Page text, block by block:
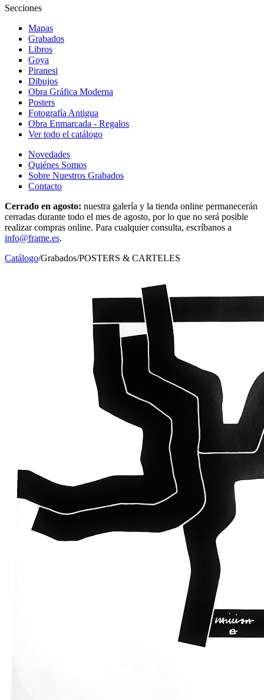
Secciones
Mapas
Grabados
Libros
Goya
Piranesi
Dibujos
Obra Gráfica Moderna
Posters
Fotografía Antigua
Obra Enmarcada - Regalos
Ver todo el catálogo
Novedades
Quiénes Somos
Sobre Nuestros Grabados
Contacto
Cerrado en agosto: nuestra galería y la tienda online permanecerán
cerradas durante todo el mes de agosto, por lo que no será posible
realizar compras online. Para cualquier consulta, escríbanos a
info@frame.es.
Catálogo/Grabados/POSTERS & CARTELES